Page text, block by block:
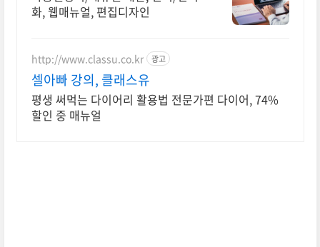
화, 웹매뉴얼, 편집디자인
http://www.classu.co.kr 광고
셀아빠 강의, 클래스유
평생 써먹는 다이어리 활용법 전문가편 다이어, 74%
할인 중 매뉴얼